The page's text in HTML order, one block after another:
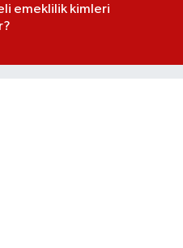
emeklilik kimleri